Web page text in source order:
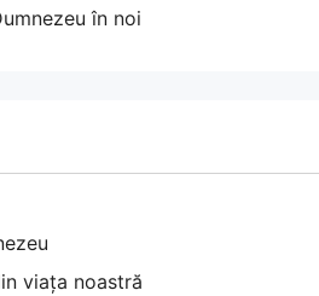
în noi
viața noastră